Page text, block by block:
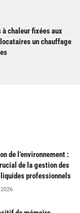
à chaleur fixées aux
un chauffage
de l’environnement :
de la gestion des
professionnels